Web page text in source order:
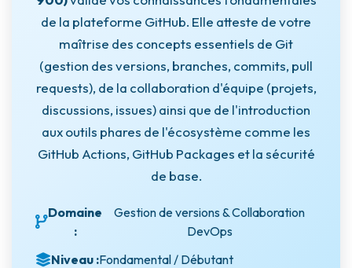
de la plateforme GitHub. Elle atteste de votre
maîtrise des concepts essentiels de Git
(gestion des versions, branches, commits, pull
requests), de la collaboration d'équipe (projets,
discussions, issues) ainsi que de l'introduction
aux outils phares de l'écosystème comme les
GitHub Actions, GitHub Packages et la sécurité
de base.
Domaine
:
Gestion de versions & Collaboration
DevOps
Niveau :Fondamental / Débutant